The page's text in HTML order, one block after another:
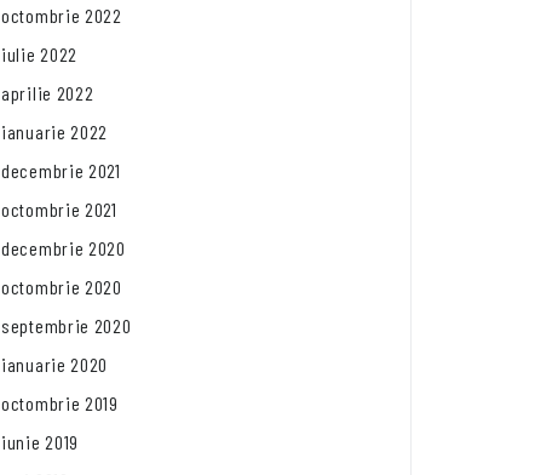
octombrie 2022
iulie 2022
aprilie 2022
ianuarie 2022
decembrie 2021
octombrie 2021
decembrie 2020
octombrie 2020
septembrie 2020
ianuarie 2020
octombrie 2019
iunie 2019